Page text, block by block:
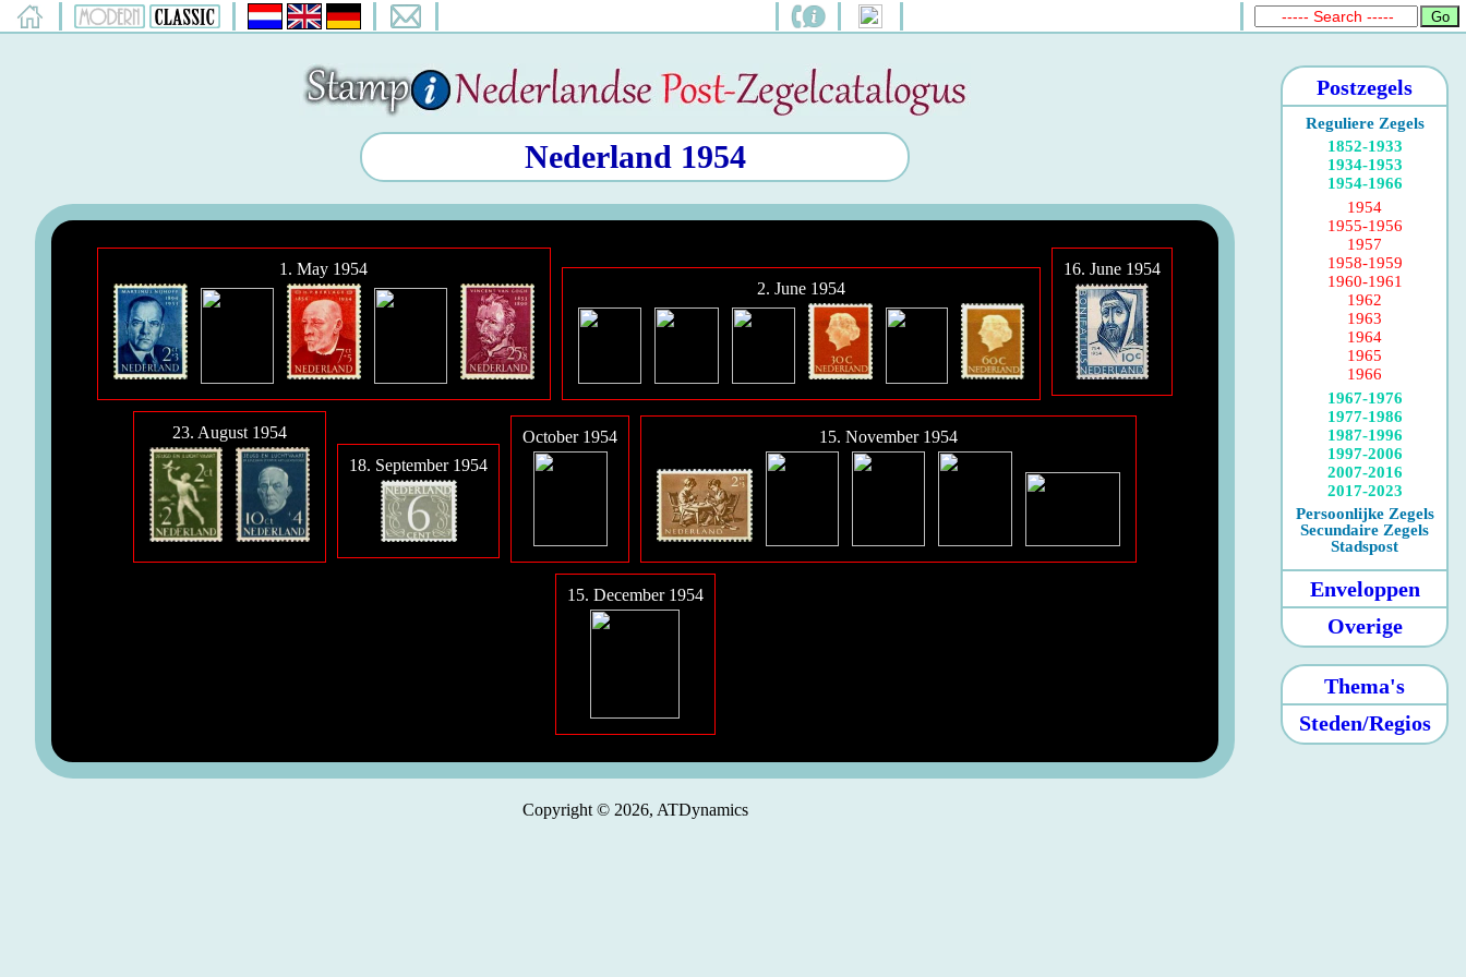
Nederland 1954
1. May 1954
2. June 1954
16. June 1954
23. August 1954
18. September 1954
October 1954 15. November 1954
15. December 1954
Copyright © 2026, ATDynamics
Postzegels
Reguliere Zegels
1852-1933
1934-1953
1954-1966
1954
1955-1956
1957
1958-1959
1960-1961
1962
1963
1964
1965
1966
1967-1976
1977-1986
1987-1996
1997-2006
2007-2016
2017-2023
Persoonlijke Zegels
Secundaire Zegels
Stadspost
Enveloppen
Overige
Thema's
Steden/Regios